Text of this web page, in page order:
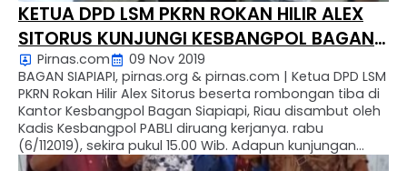
KETUA DPD LSM PKRN ROKAN HILIR ALEX
SITORUS KUNJUNGI KESBANGPOL BAGAN
SIAPIAPI RIAU
Pirnas.com
09 Nov 2019
BAGAN SIAPIAPI, pirnas.org & pirnas.com | Ketua DPD LSM
PKRN Rokan Hilir Alex Sitorus beserta rombongan tiba di
Kantor Kesbangpol Bagan Siapiapi, Riau disambut oleh
Kadis Kesbangpol PABLI diruang kerjanya. rabu
(6/112019), sekira pukul 15.00 Wib. Adapun kunjungan
kerja dan silaturahmi Ketua DPD LSM PKRN Rohil, Alex